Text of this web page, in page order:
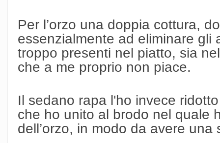
Per l’orzo una doppia cottura,
essenzialmente ad eliminare gli
troppo presenti nel piatto, sia
che a me proprio non piace.
Il sedano rapa l'ho invece
che ho unito al brodo nel quale
dell’orzo, in modo da avere